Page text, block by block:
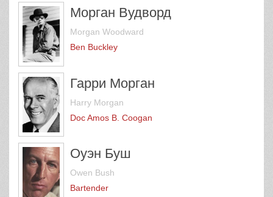
Морган Вудворд
Morgan Woodward
Ben Buckley
Гарри Морган
Harry Morgan
Doc Amos B. Coogan
Оуэн Буш
Owen Bush
Bartender